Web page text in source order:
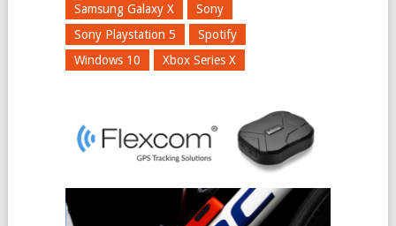
Samsung Galaxy X
Sony
Sony Playstation 5
Spotify
Windows 10
Xbox Series X